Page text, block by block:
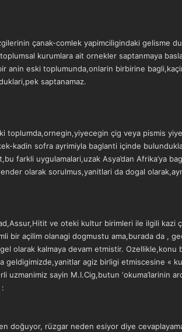
çanak-comlek yapimciligindaki gelisme
kurumlara ait ornekler saptanmaya
anin eski toplumunda,onlarin birbirine
saptanamaz.
toplumda,ornegin,yiyecegin çig veya pismis
kadin sofra ayrimiyla baglanti içinde
farkli uygulamalari,uzak Asya’dan Afrika’ya
olarak sorulmus,yanitlari da dogal
ve oteki kultur birimleri ile ilgili
bir açilim olanagi dogmustu ama,burada da ,
olarak kalmaya devam etmistir.
geldigimizde,yanitlar agiz birligi etmiscesine «
uzmanimiz sayin M.I.Cig,butun
doğuyor, rüzgar neden esiyor diye